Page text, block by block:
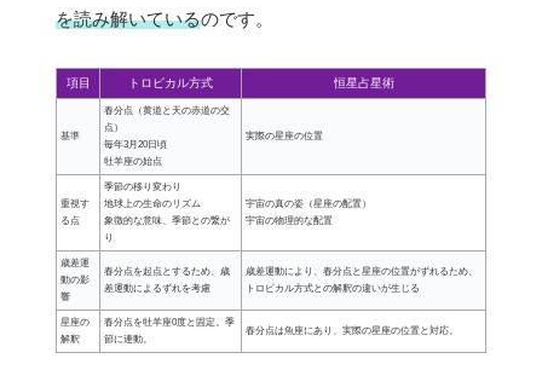
を読み解いているのです。
項目 トロピカル方式 恒星占星術
基準
春分点（黄道と天の赤道の交
点）
毎年3月20日頃
牡羊座の始点
実際の星座の位置
重視す
る点
季節の移り変わり
地球上の生命のリズム
象徴的な意味、季節との繋が
り
宇宙の真の姿（星座の配置）
宇宙の物理的な配置
歳差運
動の影
響
春分点を起点とするため、歳
差運動によるずれを考慮
歳差運動により、春分点と星座の位置がずれるため、
トロピカル方式との解釈の違いが生じる
星座の
解釈
春分点を牡羊座0度と固定。季
節に連動。
春分点は魚座にあり、実際の星座の位置と対応。